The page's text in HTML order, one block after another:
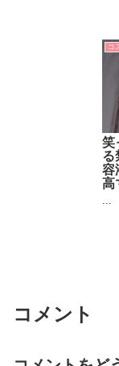
コ
笑
る
容
高
...
コメント